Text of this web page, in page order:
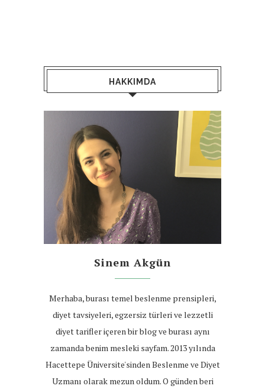
HAKKIMDA
Sinem Akgün
Merhaba, burası temel beslenme prensipleri,
diyet tavsiyeleri, egzersiz türleri ve lezzetli
diyet tarifler içeren bir blog ve burası aynı
zamanda benim mesleki sayfam. 2013 yılında
Hacettepe Üniversite'sinden Beslenme ve Diyet
Uzmanı olarak mezun oldum. O günden beri